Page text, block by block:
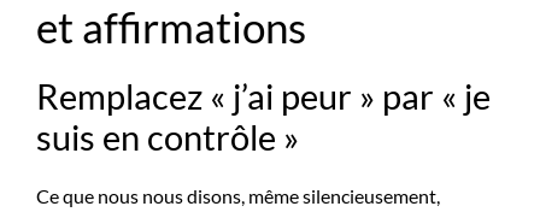
et affirmations
Remplacez « j’ai peur » par « je
suis en contrôle »
Ce que nous nous disons, même silencieusement,